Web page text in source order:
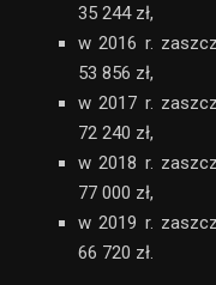
35 244 zł,
w 2016 r.
53 856 zł,
w 2017 r.
72 240 zł,
w 2018 r.
77 000 zł,
w 2019 r.
66 720 zł.